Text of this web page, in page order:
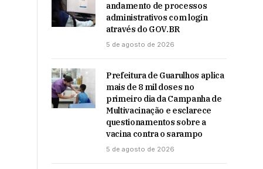
andamento de processos
administrativos com login
através do GOV.BR
5 de agosto de 2026
Prefeitura de Guarulhos aplica
mais de 8 mil doses no
primeiro dia da Campanha de
Multivacinação e esclarece
questionamentos sobre a
vacina contra o sarampo
5 de agosto de 2026